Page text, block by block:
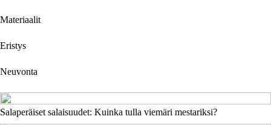
Materiaalit
Eristys
Neuvonta
Salaperäiset salaisuudet: Kuinka tulla viemäri mestariksi?